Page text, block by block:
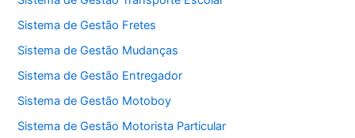
Sistema de Gestão Fretes
Sistema de Gestão Mudanças
Sistema de Gestão Entregador
Sistema de Gestão Motoboy
Sistema de Gestão Motorista Particular